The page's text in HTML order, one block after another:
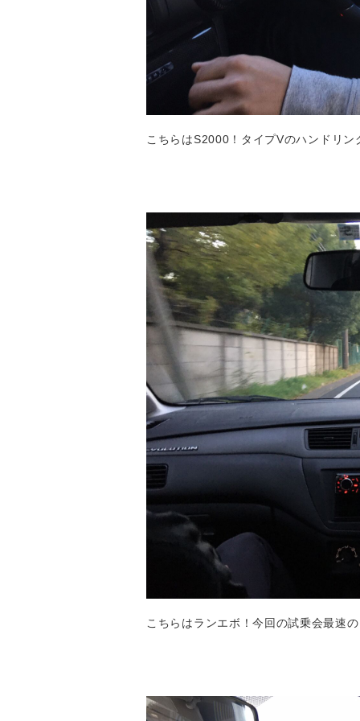
こちらはS2000！タイプVのハンドリ
こちらはランエボ！今回の試乗会最速